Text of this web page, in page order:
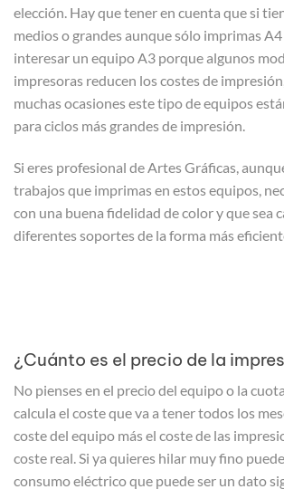
elección. Hay que tener en cuenta que si
medios o grandes aunque sólo imprimas
interesar un equipo A3 porque algunos
impresoras reducen los costes de
muchas ocasiones este tipo de equipos
para ciclos más grandes de impresión.
Si eres profesional de Artes Gráficas,
trabajos que imprimas en estos equipos,
con una buena fidelidad de color y que sea
diferentes soportes de la forma más
¿Cuánto es el precio de la
No pienses en el precio del equipo o la
calcula el coste que va a tener todos los
coste del equipo más el coste de las
coste real. Si ya quieres hilar muy fino
consumo eléctrico que puede ser un dato